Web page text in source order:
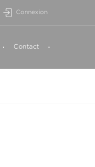
Connexion
Contact